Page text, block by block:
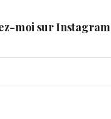
moi sur Instagram